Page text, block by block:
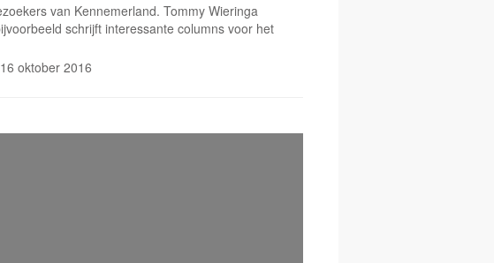
van Kennemerland. Tommy Wieringa
schrijft interessante columns voor het
oktober 2016